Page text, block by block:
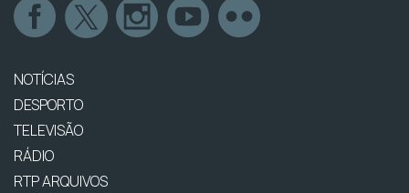
NOTÍCIAS
DESPORTO
TELEVISÃO
RÁDIO
RTP ARQUIVOS